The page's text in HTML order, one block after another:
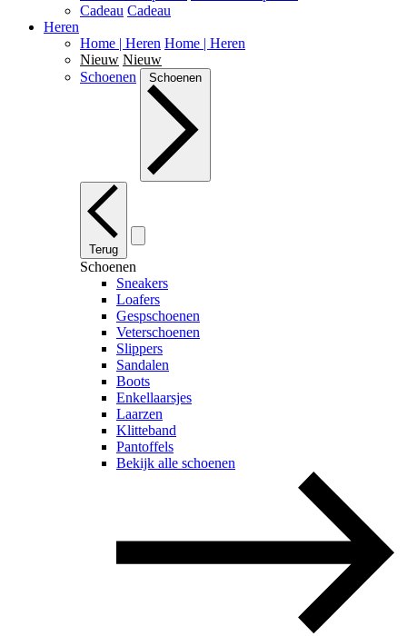
Cadeau Cadeau
Heren
Home | Heren Home | Heren
Nieuw Nieuw
Schoenen
Schoenen
Terug
Schoenen
Sneakers
Loafers
Gespschoenen
Veterschoenen
Slippers
Sandalen
Boots
Enkellaarsjes
Laarzen
Klitteband
Pantoffels
Bekijk alle schoenen